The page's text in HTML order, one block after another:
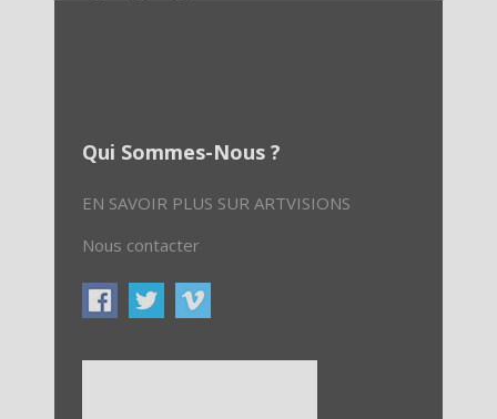
Qui Sommes-Nous ?
EN SAVOIR PLUS SUR ARTVISIONS
Nous contacter